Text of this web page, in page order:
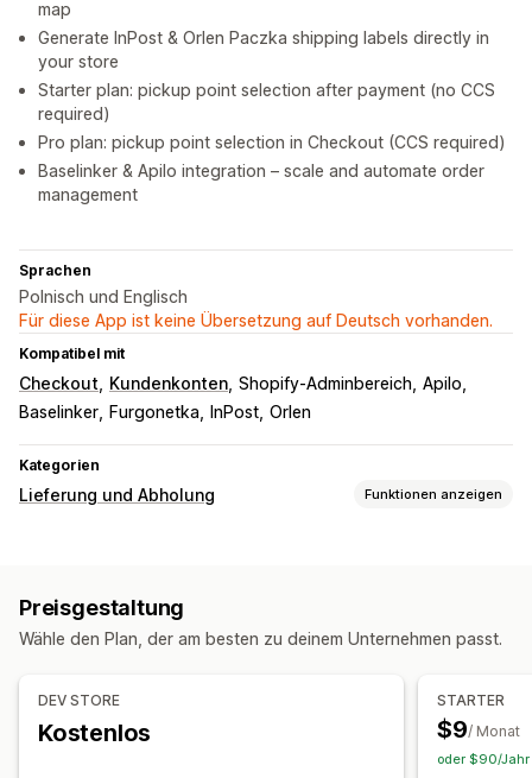
map
Generate InPost & Orlen Paczka shipping labels directly in
your store
Starter plan: pickup point selection after payment (no CCS
required)
Pro plan: pickup point selection in Checkout (CCS required)
Baselinker & Apilo integration – scale and automate order
management
Sprachen
Polnisch und Englisch
Für diese App ist keine Übersetzung auf Deutsch vorhanden.
Kompatibel mit
Checkout Kundenkonten Shopify-Adminbereich Apilo
Baselinker
Furgonetka InPost Orlen
Kategorien
Lieferung und Abholung Funktionen anzeigen
Abholoptionen
Tracking in Echtzeit
Zustellungskarte
Nachverfolgung von Bestellungen
Preisgestaltung
Wähle den Plan, der am besten zu deinem Unternehmen passt.
DEV STORE
Kostenlos
STARTER
$9/ Monat
oder $90/Jahr